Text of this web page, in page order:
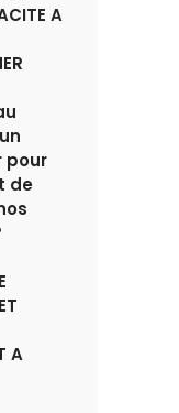
A
pour
de
A